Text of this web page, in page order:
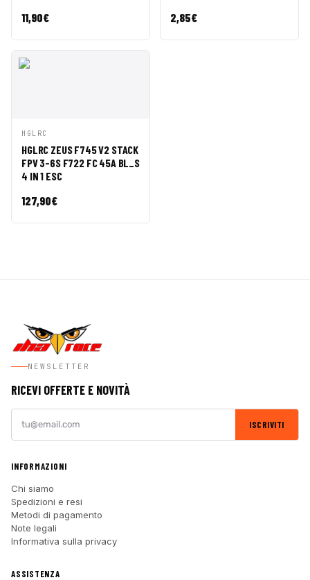
11,90€ 2,85€
ANTEPRIMA
CARRELLO
HGLRC
HGLRC ZEUS F745 V2 STACK
FPV 3-6S F722 FC 45A BL_S
4 IN 1 ESC
127,90€
NEWSLETTER
RICEVI OFFERTE E NOVITÀ
ISCRIVITI
INFORMAZIONI
Chi siamo
Spedizioni e resi
Metodi di pagamento
Note legali
Informativa sulla privacy
ASSISTENZA